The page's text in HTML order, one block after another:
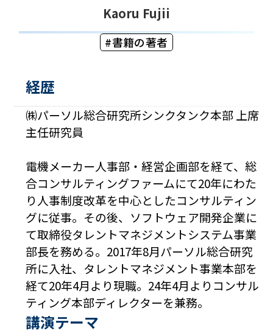
Kaoru Fujii
書籍の著者
経歴
㈱パーソル総合研究所シンクタンク本部 上席
主任研究員
電機メーカー人事部・経営企画部を経て、総
合コンサルティングファームにて20年にわた
り人事制度改革を中心としたコンサルティン
グに従事。その後、ソフトウェア開発企業に
て取締役タレントマネジメントシステム事業
部長を務める。2017年8月パーソル総合研究
所に入社、タレントマネジメント事業本部を
経て20年4月より現職。24年4月よりコンサル
ティング本部ディレクターを兼務。
講演テーマ